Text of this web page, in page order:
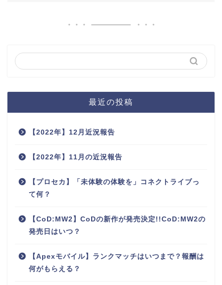
最近の投稿
【2022年】12月近況報告
【2022年】11月の近況報告
【プロセカ】「未体験の体験を」コネクトライブっ
て何？
【CoD:MW2】CoDの新作が発売決定!!CoD:MW2の
発売日はいつ？
【Apexモバイル】ランクマッチはいつまで？報酬は
何がもらえる？